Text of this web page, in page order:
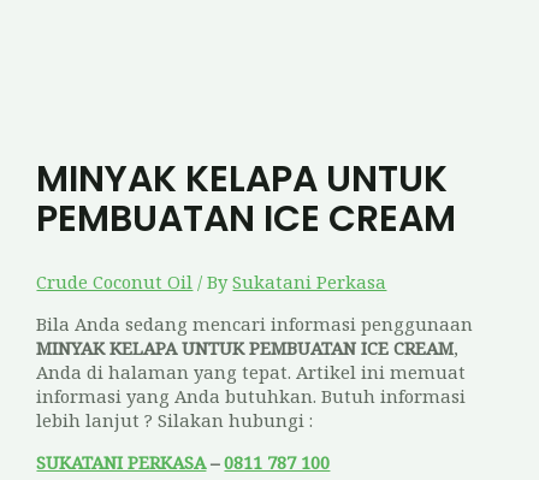
MINYAK KELAPA UNTUK
PEMBUATAN ICE CREAM
Crude Coconut Oil / BySukatani Perkasa
Bila Anda sedang mencari informasi penggunaan
MINYAK KELAPA UNTUK PEMBUATAN ICE CREAM,
Anda di halaman yang tepat. Artikel ini memuat
informasi yang Anda butuhkan. Butuh informasi
lebih lanjut ? Silakan hubungi :
SUKATANI PERKASA–0811 787 100